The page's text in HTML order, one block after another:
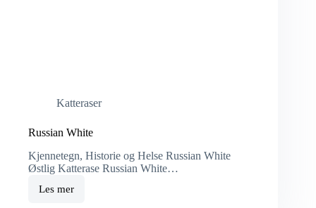
Katteraser
Russian White
Kjennetegn, Historie og Helse Russian White
Østlig Katterase Russian White…
Les mer
Russian